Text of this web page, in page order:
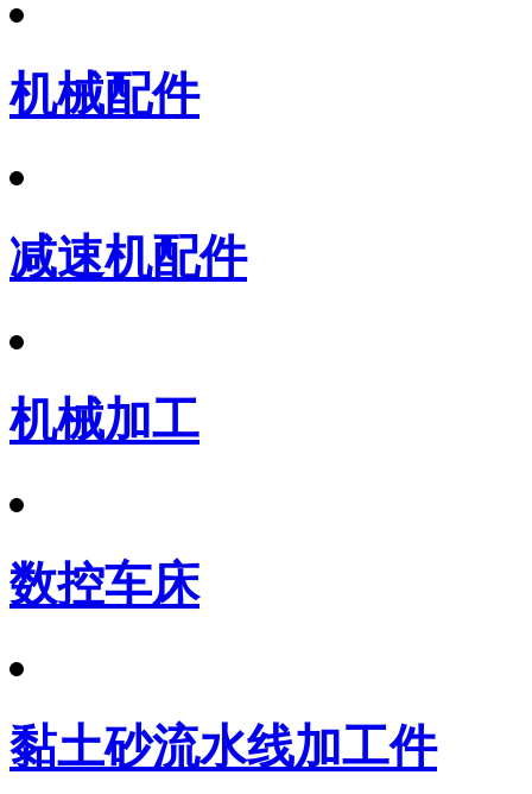
机械配件
减速机配件
机械加工
数控车床
黏土砂流水线加工件